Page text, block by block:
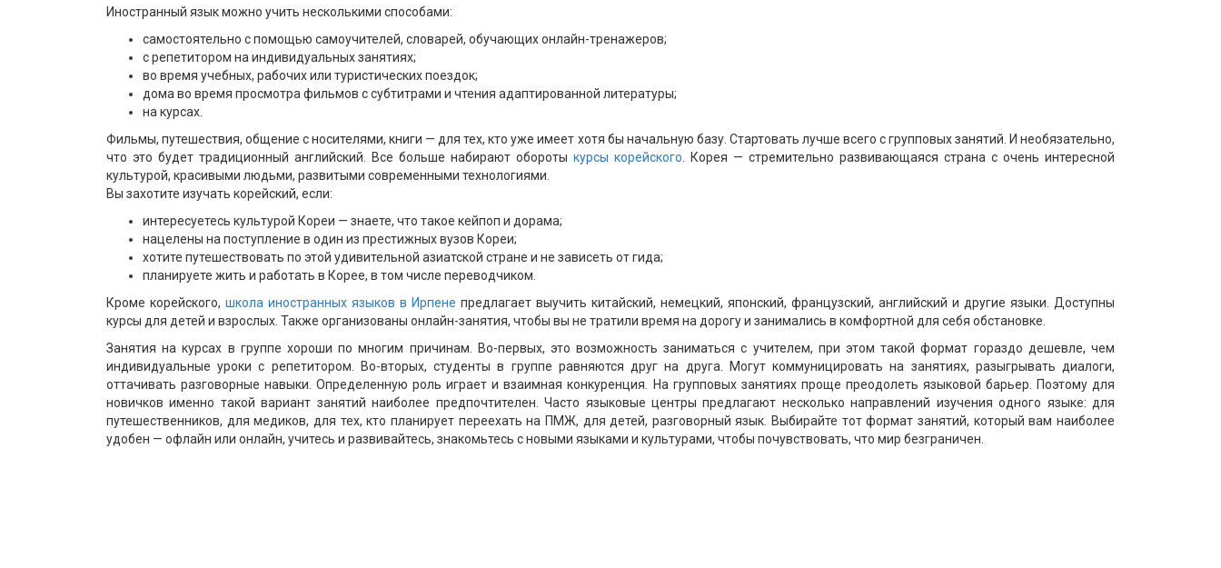
Иностранный язык можно учить несколькими способами:
самостоятельно с помощью самоучителей, словарей, обучающих онлайн-тренажеров;
с репетитором на индивидуальных занятиях;
во время учебных, рабочих или туристических поездок;
дома во время просмотра фильмов с субтитрами и чтения адаптированной литературы;
на курсах.
Фильмы, путешествия, общение с носителями, книги — для тех, кто уже имеет хотя бы начальную базу. Стартовать лучше всего с групповых занятий. И необязательно,
что это будет традиционный английский. Все больше набирают обороты курсы корейского . Корея — стремительно развивающаяся страна с очень интересной
культурой, красивыми людьми, развитыми современными технологиями.
Вы захотите изучать корейский, если:
интересуетесь культурой Кореи — знаете, что такое кейпоп и дорама;
нацелены на поступление в один из престижных вузов Кореи;
хотите путешествовать по этой удивительной азиатской стране и не зависеть от гида;
планируете жить и работать в Корее, в том числе переводчиком.
Кроме корейского, школа иностранных языков в Ирпене предлагает выучить китайский, немецкий, японский, французский, английский и другие языки. Доступны
курсы для детей и взрослых. Также организованы онлайн-занятия, чтобы вы не тратили время на дорогу и занимались в комфортной для себя обстановке.
Занятия на курсах в группе хороши по многим причинам. Во-первых, это возможность заниматься с учителем, при этом такой формат гораздо дешевле, чем
индивидуальные уроки с репетитором. Во-вторых, студенты в группе равняются друг на друга. Могут коммуницировать на занятиях, разыгрывать диалоги,
оттачивать разговорные навыки. Определенную роль играет и взаимная конкуренция. На групповых занятиях проще преодолеть языковой барьер. Поэтому для
новичков именно такой вариант занятий наиболее предпочтителен. Часто языковые центры предлагают несколько направлений изучения одного языке: для
путешественников, для медиков, для тех, кто планирует переехать на ПМЖ, для детей, разговорный язык. Выбирайте тот формат занятий, который вам наиболее
удобен — офлайн или онлайн, учитесь и развивайтесь, знакомьтесь с новыми языками и культурами, чтобы почувствовать, что мир безграничен.